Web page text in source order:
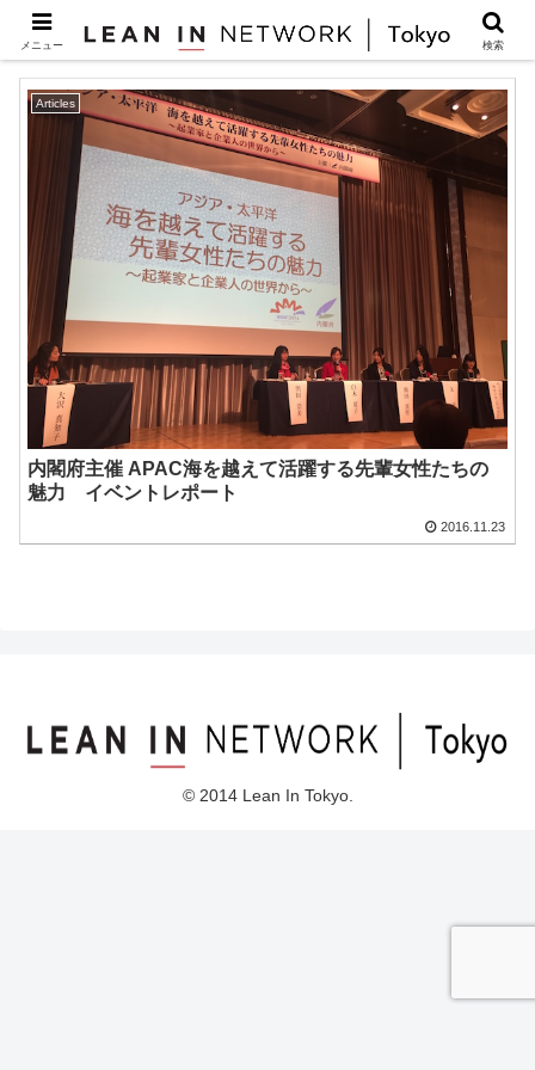
イベントレポート
Articles
内閣府主催 APAC海を越えて活躍する先輩女性たちの
魅力 イベントレポート
2016.11.23
© 2014 Lean In Tokyo.
メニュー 検索